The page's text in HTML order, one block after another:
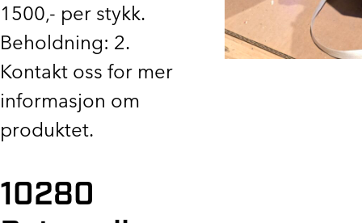
1500,- per stykk.
Beholdning: 2.
Kontakt oss for mer
informasjon om
produktet.
10280